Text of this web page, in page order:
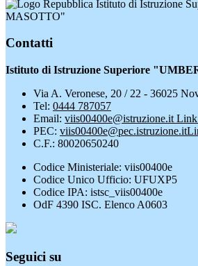
Istituto di Istruzione
MASOTTO"
Contatti
Istituto di Istruzione Superiore
Via A. Veronese, 20 / 22 - 36025
Tel: 0444 787057
Email: viis00400e@istruzione.it Link
PEC: viis00400e@pec.istruzione.it
C.F.: 80020650240
Codice Ministeriale: viis00400e
Codice Unico Ufficio: UFUXP5
Codice IPA: istsc_viis00400e
OdF 4390 ISC. Elenco A0603
Seguici su